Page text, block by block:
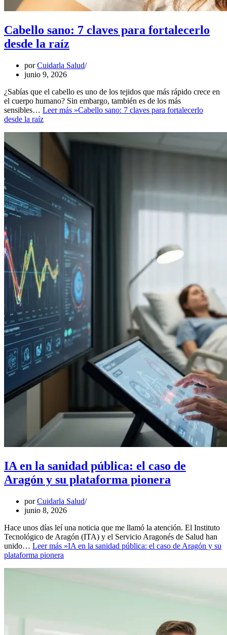
Cabello sano: 7 claves para fortalecerlo
desde la raíz
porCuidarla Salud
junio 9, 2026
¿Sabías que el cabello es uno de los tejidos que más rápido crece en
el cuerpo humano? Sin embargo, también es de los más
sensibles… Leer más »Cabello sano: 7 claves para fortalecerlo
desde la raíz
IA en la sanidad pública: el caso de
Aragón y su plataforma pionera
porCuidarla Salud
junio 8, 2026
Hace unos días leí una noticia que me llamó la atención. El Instituto
Tecnológico de Aragón (ITA) y el Servicio Aragonés de Salud han
unido… Leer más »IA en la sanidad pública: el caso de Aragón y su
plataforma pionera